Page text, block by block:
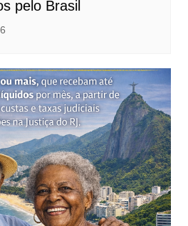
pelo Brasil